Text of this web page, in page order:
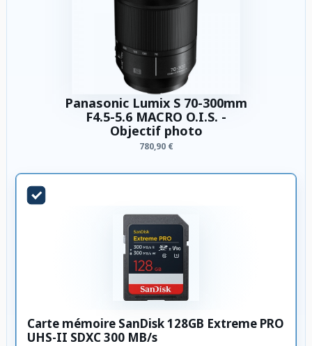
Panasonic Lumix S 70-300mm
F4.5-5.6 MACRO O.I.S. -
Objectif photo
780,90 €
Carte mémoire SanDisk 128GB Extreme PRO
UHS-II SDXC 300 MB/s